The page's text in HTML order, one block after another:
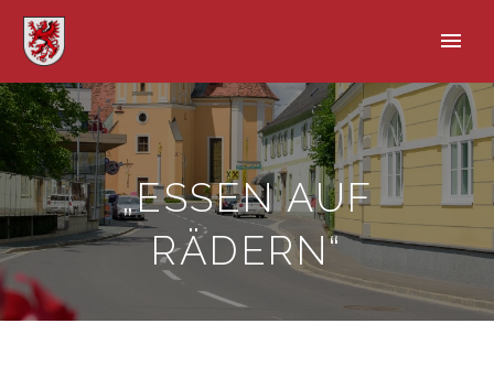
„ESSEN AUF
RÄDERN“